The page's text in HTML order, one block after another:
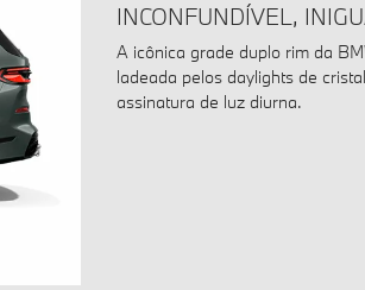
INCONFUNDÍVEL,
A icônica grade duplo rim da
ladeada pelos daylights de
assinatura de luz diurna.